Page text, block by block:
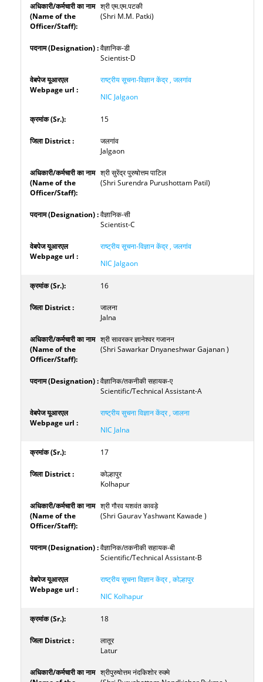
श्री एम.एम.पटकी
(Shri M.M. Patki)
वैज्ञानिक-डी
Scientist-D
राष्ट्रीय सूचना-विज्ञान केंद्र , जलगांव
NIC Jalgaon
15
जलगांव
Jalgaon
श्री सुरेंद्र पुरुषोत्तम पाटिल
(Shri Surendra Purushottam Patil)
वैज्ञानिक-सी
Scientist-C
राष्ट्रीय सूचना-विज्ञान केंद्र , जलगांव
NIC Jalgaon
16
जालना
Jalna
श्री सावरकर ज्ञानेश्वर गजानन
(Shri Sawarkar Dnyaneshwar Gajanan )
वैज्ञानिक/तकनीकी सहायक-ए
Scientific/Technical Assistant-A
राष्‍ट्रीय सुचना विज्ञान केंद्र , जालना
NIC Jalna
17
कोल्हापुर
Kolhapur
श्री गौरव यशवंत कावड़े
(Shri Gaurav Yashwant Kawade )
वैज्ञानिक/तकनीकी सहायक-बी
Scientific/Technical Assistant-B
राष्ट्रीय सूचना विज्ञान केंद्र , कोल्हापुर
NIC Kolhapur
18
लातूर
Latur
श्रीपुरुषोत्तम नंदकिशोर रुक्मे